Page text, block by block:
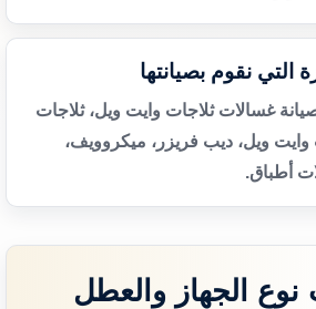
التي نقوم بصيانتها
غسالات ثلاجات وايت ويل، ثلاجات
وايت ويل، ديب فريزر، ميكروويف،
أطباق.
الجهاز والعطل